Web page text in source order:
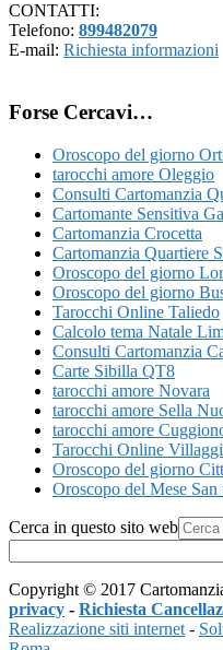
CONTATTI:
Telefono: 899482079
E-mail: Richiesta informazioni
Forse Cercavi…
Oroscopo del giorno
tarocchi amore Oleggio
Consulti Cartomanzia
Cartomante Sensitiva
Cartomanzia Crocetta
Cartomanzia Quartiere
Oroscopo del giorno
Oroscopo del giorno
Tarocchi Online Taliedo
Calcolo tema Natale
Consulti Cartomanzia
Carte Sibilla QT8
tarocchi amore Novara
tarocchi amore Sella
tarocchi amore
Tarocchi Online
Oroscopo del giorno
Oroscopo del Mese San
Cerca in questo sito web
Copyright © 2017
privacy - Richiesta
Realizzazione siti internet -